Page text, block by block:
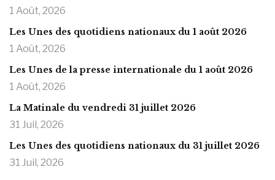
1 Août, 2026
Les Unes des quotidiens nationaux du 1 août 2026
1 Août, 2026
Les Unes de la presse internationale du 1 août 2026
1 Août, 2026
La Matinale du vendredi 31 juillet 2026
31 Juil, 2026
Les Unes des quotidiens nationaux du 31 juillet 2026
31 Juil, 2026